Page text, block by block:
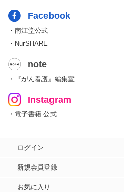
Facebook
・南江堂公式
・NurSHARE
note
・『がん看護』編集室
Instagram
・電子書籍 公式
ログイン
新規会員登録
お気に入り